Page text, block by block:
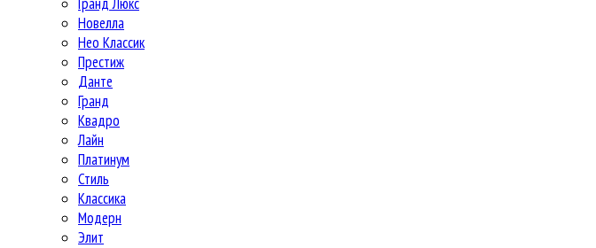
Новелла
Нео Классик
Престиж
Данте
Гранд
Квадро
Лайн
Платинум
Стиль
Классика
Модерн
Элит